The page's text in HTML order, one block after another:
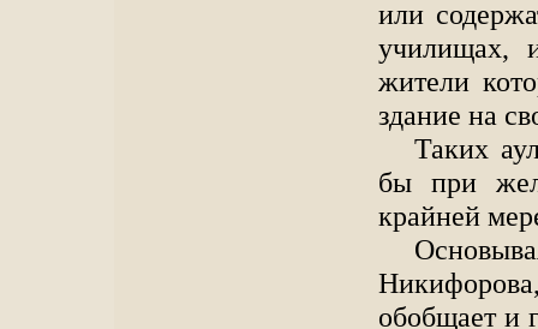
или
училищах,
жители
здание на
Таких
бы при
крайней
обобщает и